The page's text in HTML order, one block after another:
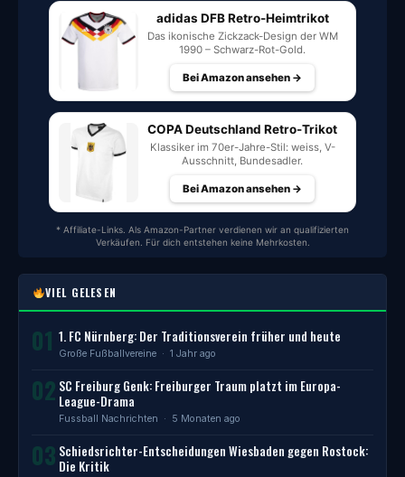
adidas DFB Retro-Heimtrikot
Das ikonische Zickzack-Design der WM
1990 – Schwarz-Rot-Gold.
Bei Amazon ansehen →
COPA Deutschland Retro-Trikot
Klassiker im 70er-Jahre-Stil: weiss, V-
Ausschnitt, Bundesadler.
Bei Amazon ansehen →
* Affiliate-Links. Als Amazon-Partner verdienen wir an qualifizierten
Verkäufen. Für dich entstehen keine Mehrkosten.
VIEL GELESEN
01 1. FC Nürnberg: Der Traditionsverein früher und heute
Große Fußballvereine · 1 Jahr ago
02 SC Freiburg Genk: Freiburger Traum platzt im Europa-
League-Drama
Fussball Nachrichten · 5 Monaten ago
03 Schiedsrichter-Entscheidungen Wiesbaden gegen Rostock:
Die Kritik